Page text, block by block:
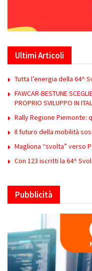
Ultimi Articoli
Tutta l’energia della 64^
FAWCAR-BESTUNE
PROPRIO SVILUPPO IN
Rally Regione Piemonte:
Il futuro della mobilità
Magliona “svolta” verso
Con 123 iscritti la 64^
Pubblicità